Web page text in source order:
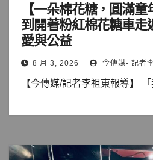
【一朵棉花糖，圓滿
到開著粉紅棉花糖車走
愛與公益
8 月 3, 2026 今傳媒- 記者
【今傳媒/記者李祖東報導】